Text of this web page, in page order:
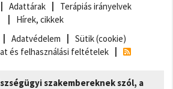
Adattárak
Terápiás irányelvek
Hírek, cikkek
Adatvédelem
Sütik (cookie)
és felhasználási feltételek
szakembereknek szól, a